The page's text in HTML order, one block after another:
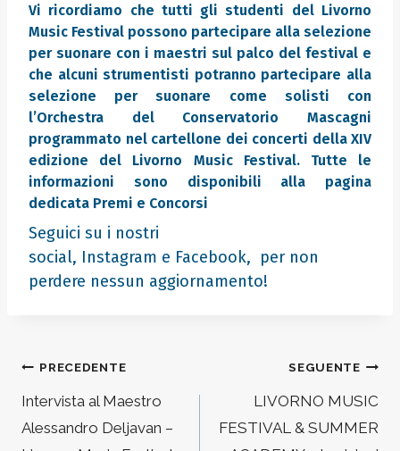
Vi ricordiamo che tutti gli studenti del Livorno
Music Festival possono partecipare alla selezione
per suonare con i maestri sul palco del festival e
che alcuni strumentisti potranno partecipare alla
selezione per suonare come solisti con
l’Orchestra del Conservatorio Mascagni
programmato nel cartellone dei concerti della XIV
edizione del Livorno Music Festival. Tutte le
informazioni sono disponibili alla pagina
dedicata Premi e Concorsi
Seguici su i nostri
social, Instagram e Facebook, per non
perdere nessun aggiornamento!
Navigazione
articoli
PRECEDENTE
Intervista al Maestro
Alessandro Deljavan –
SEGUENTE
LIVORNO MUSIC
FESTIVAL & SUMMER